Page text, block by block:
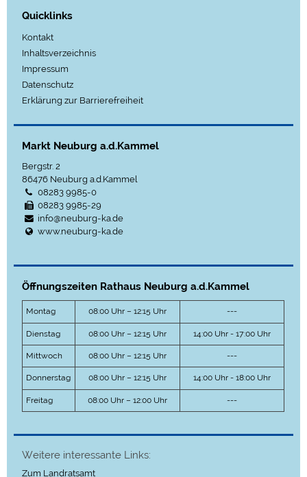
Quicklinks
Kontakt
Inhaltsverzeichnis
Impressum
Datenschutz
Erklärung zur Barrierefreiheit
Markt Neuburg a.d.Kammel
Bergstr. 2
86476 Neuburg a.d.Kammel
08283 9985-0
08283 9985-29
info@neuburg-ka.de
www.neuburg-ka.de
Öffnungszeiten Rathaus Neuburg a.d.Kammel
Montag 08:00 Uhr – 12:15 Uhr ---
Dienstag 08:00 Uhr – 12:15 Uhr 14:00 Uhr - 17:00 Uhr
Mittwoch 08:00 Uhr – 12:15 Uhr ---
Donnerstag 08:00 Uhr – 12:15 Uhr 14:00 Uhr - 18:00 Uhr
Freitag 08:00 Uhr – 12:00 Uhr ---
Weitere interessante Links:
Zum Landratsamt